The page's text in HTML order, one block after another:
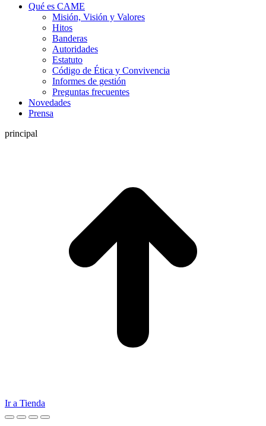
Qué es CAME
Misión, Visión y Valores
Hitos
Banderas
Autoridades
Estatuto
Código de Ética y Convivencia
Informes de gestión
Preguntas frecuentes
Novedades
Prensa
principal
Ir a Tienda